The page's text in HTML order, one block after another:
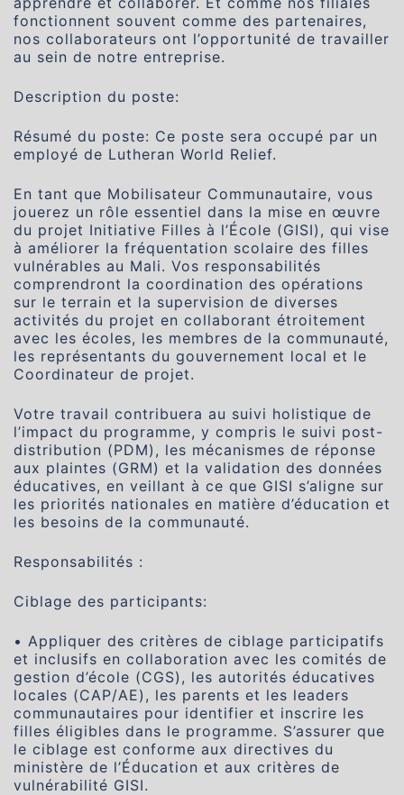
fonctionnent souvent comme des partenaires,
nos collaborateurs ont l’opportunité de travailler
au sein de notre entreprise.
Description du poste:
Résumé du poste: Ce poste sera occupé par un
employé de Lutheran World Relief.
En tant que Mobilisateur Communautaire, vous
jouerez un rôle essentiel dans la mise en œuvre
du projet Initiative Filles à l’École (GISI), qui vise
à améliorer la fréquentation scolaire des filles
vulnérables au Mali. Vos responsabilités
comprendront la coordination des opérations
sur le terrain et la supervision de diverses
activités du projet en collaborant étroitement
avec les écoles, les membres de la communauté,
les représentants du gouvernement local et le
Coordinateur de projet.
Votre travail contribuera au suivi holistique de
l’impact du programme, y compris le suivi post-
distribution (PDM), les mécanismes de réponse
aux plaintes (GRM) et la validation des données
éducatives, en veillant à ce que GISI s’aligne sur
les priorités nationales en matière d’éducation et
les besoins de la communauté.
Responsabilités :
Ciblage des participants:
• Appliquer des critères de ciblage participatifs
et inclusifs en collaboration avec les comités de
gestion d’école (CGS), les autorités éducatives
locales (CAP/AE), les parents et les leaders
communautaires pour identifier et inscrire les
filles éligibles dans le programme. S’assurer que
le ciblage est conforme aux directives du
ministère de l’Éducation et aux critères de
vulnérabilité GISI.